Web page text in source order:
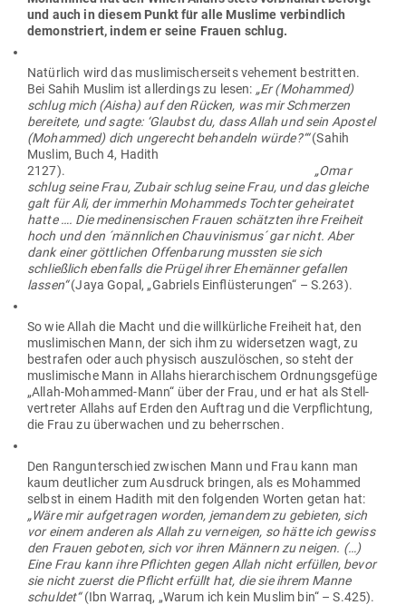
und auch in diesem Punkt für alle Muslime ver­bindlich
demons­triert, indem er seine Frauen schlug.
Natürlich wird das mus­li­mi­scher­seits vehement bestritten.
Bei Sahih Muslim ist aller­dings zu lesen: „Er (Mohammed)
schlug mich (Aisha) auf den Rücken, was mir Schmerzen
bereitete, und sagte: ‘Glaubst du, dass Allah und sein Apostel
(Mohammed) dich unge­recht behandeln würde?‘“(Sahih
Muslim, Buch 4, Hadith
2127). „Omar
schlug seine Frau, Zubair schlug seine Frau, und das gleiche
galt für Ali, der immerhin Mohammeds Tochter gehei­ratet
hatte …. Die medi­nen­si­schen Frauen schätzten ihre Freiheit
hoch und den ´männ­lichen Chau­vi­nismus´ gar nicht. Aber
dank einer gött­lichen Offen­barung mussten sie sich
schließlich eben­falls die Prügel ihrer Ehe­männer gefallen
lassen“(Jaya Gopal, „Gabriels Ein­flüs­te­rungen“ – S.263).
So wie Allah die Macht und die will­kür­liche Freiheit hat, den
mus­li­mi­schen Mann, der sich ihm zu wider­setzen wagt, zu
bestrafen oder auch phy­sisch aus­zu­lö­schen, so steht der
mus­li­mische Mann in Allahs hier­ar­chi­schem Ord­nungs­gefüge
„Allah-Mohammed-Mann“ über der Frau, und er hat als Stell­
ver­treter Allahs auf Erden den Auftrag und die Ver­pflichtung,
die Frau zu über­wachen und zu beherrschen.
Den Rang­un­ter­schied zwi­schen Mann und Frau kann man
kaum deut­licher zum Aus­druck bringen, als es Mohammed
selbst in einem Hadith mit den fol­genden Worten getan hat:
„Wäre mir auf­ge­tragen worden, jemandem zu gebieten, sich
vor einem anderen als Allah zu ver­neigen, so hätte ich gewiss
den Frauen geboten, sich vor ihren Männern zu neigen. (…)
Eine Frau kann ihre Pflichten gegen Allah nicht erfüllen, bevor
sie nicht zuerst die Pflicht erfüllt hat, die sie ihrem Manne
schuldet“(Ibn Warraq, „Warum ich kein Muslim bin“ – S.425).